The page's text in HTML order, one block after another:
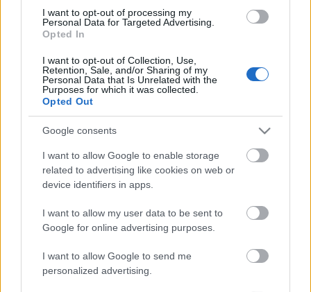
I want to opt-out of processing my
Personal Data for Targeted Advertising.
Opted In
I want to opt-out of Collection, Use,
Retention, Sale, and/or Sharing of my
Personal Data that Is Unrelated with the
Purposes for which it was collected.
Opted Out
Google consents
I want to allow Google to enable storage
related to advertising like cookies on web or
device identifiers in apps.
I want to allow my user data to be sent to
Google for online advertising purposes.
I want to allow Google to send me
personalized advertising.
Karsa Tímea•2017. november 28.
Az első részben olvashattatok Almási Éva, Andorai
Péter, Bodrogi Gyula és Cserhalmi György
szinkronmunkáiról, a második részben pedig
Csomós Mari, Haumann Péter, Máthé Erzsi és
Szacsvay László szinkron-oldalát ismerhettétek meg.
Színészeinek utolsó négyesét…